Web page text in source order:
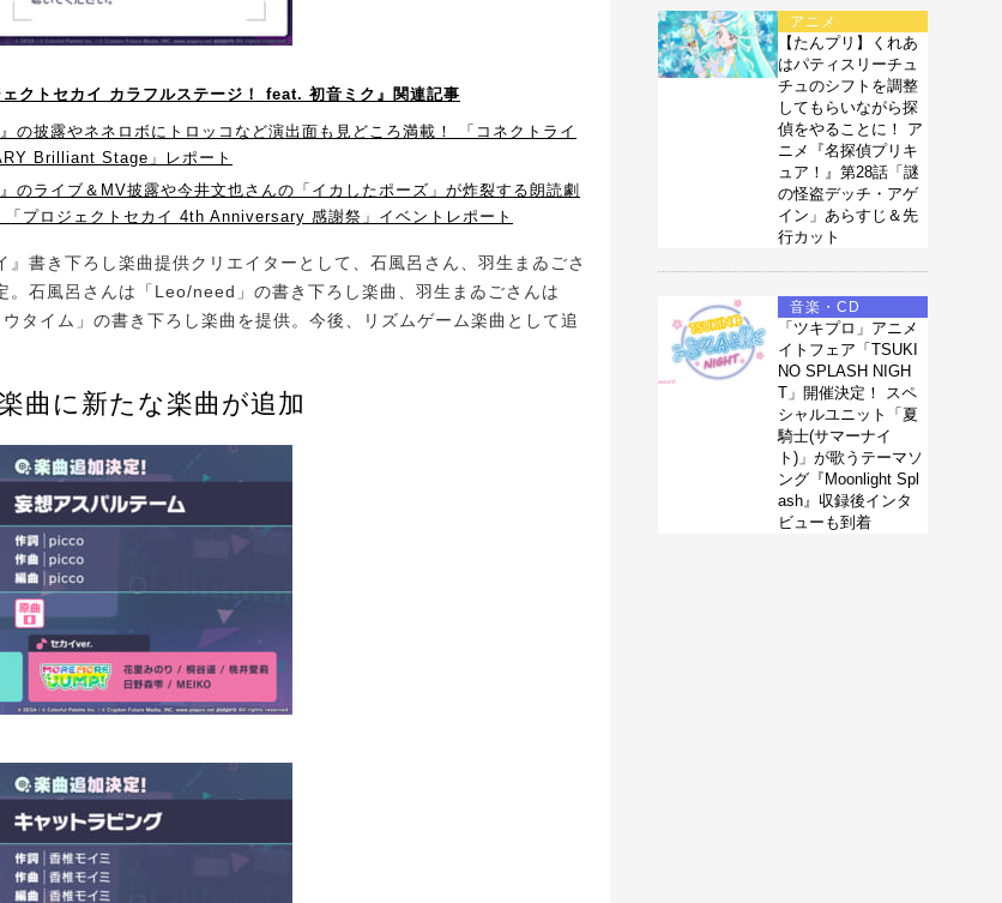
ェクトセカイ カラフルステージ！ feat. 初音ミク』関連記事
』の披露やネネロボにトロッコなど演出面も見どころ満載！ 「コネクトライ
Brilliant Stage」レポート
』のライブ＆MV披露や今井文也さんの「イカしたポーズ」が炸裂する朗読劇
「プロジェクトセカイ 4th Anniversary 感謝祭」イベントレポート
書き下ろし楽曲提供クリエイターとして、石風呂さん、羽生まゐごさ
。石風呂さんは「Leo/need」の書き下ろし楽曲、羽生まゐごさんは
ウタイム」の書き下ろし楽曲を提供。今後、リズムゲーム楽曲として追
曲に新たな楽曲が追加
アニメ
【たんプリ】くれあ
はパティスリーチュ
チュのシフトを調整
してもらいながら探
偵をやることに！ ア
ニメ『名探偵プリキ
ュア！』第28話「謎
の怪盗デッチ・アゲ
イン」あらすじ＆先
行カット
音楽・CD
「ツキプロ」アニメ
イトフェア「TSUKI
NO SPLASH NIGH
T」開催決定！ スペ
シャルユニット「夏
騎士(サマーナイ
ト)」が歌うテーマソ
ング『Moonlight Spl
ash』収録後インタ
ビューも到着